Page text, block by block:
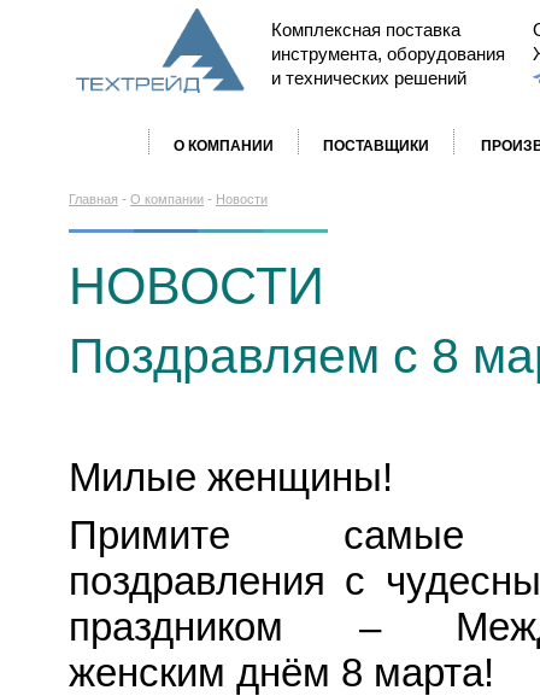
Комплексная поставка
инструмента, оборудования
и технических решений
О КОМПАНИИ ПОСТАВЩИКИ
Главная - О компании - Новости
НОВОСТИ
Поздравляем с 8
Милые женщины!
Примите самые
поздравления с
праздником –
женским днём 8 марта!